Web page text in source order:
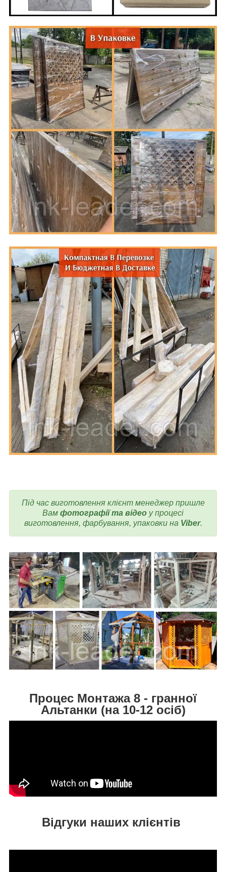
Під час виготовлення клієнт менеджер пришле
Вам фотографії та відео у процесі
виготовлення, фарбування, упаковки на Viber.
Процес Монтажа 8 - гранної
Альтанки (на 10-12 осіб)
Відгуки наших клієнтів